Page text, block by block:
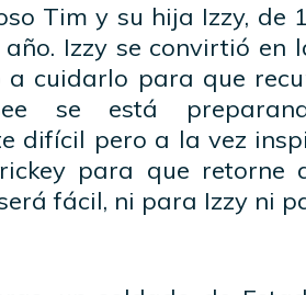
Tim y su hija Izzy, de
año. Izzy se convirtió
a cuidarlo para que
se está
difícil pero a la vez
para que retorne
fácil, ni para Izzy ni